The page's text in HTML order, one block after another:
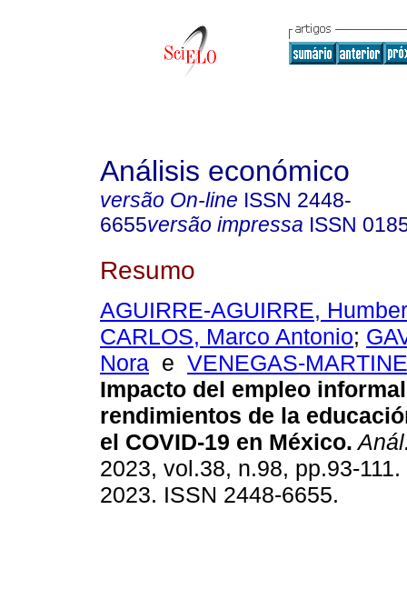
Análisis económico
versão On-line ISSN 2448-
6655versão impressa ISSN
Resumo
AGUIRRE-AGUIRRE,
CARLOS, Marco Antonio;
Nora e VENEGAS-
Impacto del empleo
rendimientos de la
el COVID-19 en México.
2023, vol.38, n.98, pp.93-
2023. ISSN 2448-6655.